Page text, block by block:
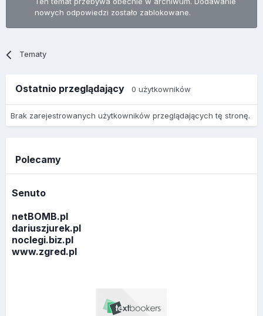
nowych odpowiedzi zostało zablokowane.
Tematy
Ostatnio przeglądający 0 użytkowników
Brak zarejestrowanych użytkowników przeglądających tę stronę.
Polecamy
Senuto
netBOMB.pl
dariuszjurek.pl
noclegi.biz.pl
www.zgred.pl